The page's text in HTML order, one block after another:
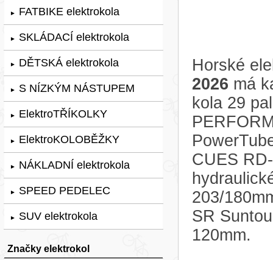
► FATBIKE elektrokola
► SKLÁDACÍ elektrokola
► DĚTSKÁ elektrokola
► S NÍZKÝM NÁSTUPEM
► ElektroTŘÍKOLKY
► ElektroKOLOBĚŽKY
► NÁKLADNÍ elektrokola
► SPEED PEDELEC
► SUV elektrokola
Značky elektrokol
Horské
2026 má
kola 29
CUES
203/
SR
120mm.